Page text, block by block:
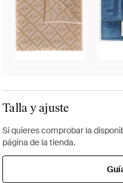
Talla y ajuste
Si quieres comprobar la
página de la tienda.